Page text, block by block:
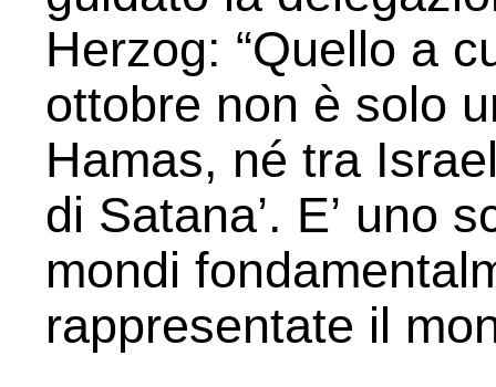
Herzog: “Quello a
ottobre non è solo
Hamas, né tra
di Satana’. E’ uno
mondi
rappresentate il